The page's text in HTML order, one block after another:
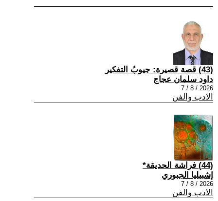
(43) قصة قصيرة: جيوبُ التفكير
داود سلمان عجاج
2026 / 8 / 7
الادب والفن
(44) فراشة الحديقة*
إشبيليا الجبوري
2026 / 8 / 7
الادب والفن